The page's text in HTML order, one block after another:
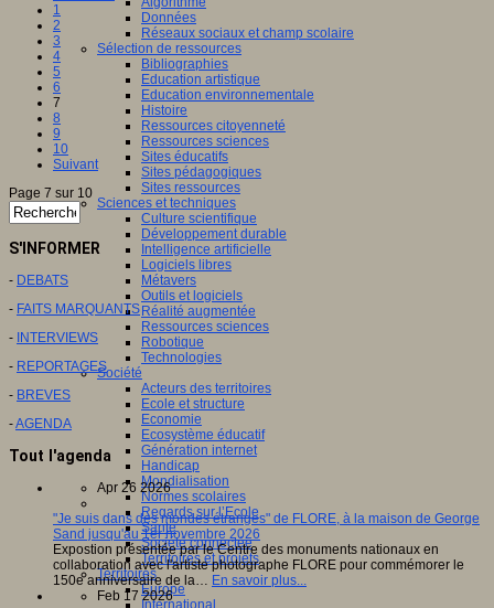
Données
Réseaux sociaux et champ scolaire
Sélection de ressources
Bibliographies
Education artistique
Education environnementale
Histoire
Ressources citoyenneté
Ressources sciences
Sites éducatifs
Sites pédagogiques
Sites ressources
Sciences et techniques
Culture scientifique
Développement durable
Intelligence artificielle
Logiciels libres
Métavers
Outils et logiciels
Réalité augmentée
Ressources sciences
Robotique
Technologies
Société
Acteurs des territoires
Ecole et structure
Economie
Ecosystème éducatif
Génération internet
Handicap
Mondialisation
Normes scolaires
Regards sur l’Ecole
Santé
Société connectée
Territoires et projets
Territoires
Europe
International
1
2
3
4
5
6
7
8
9
10
Suivant
Page 7 sur 10
S'INFORMER
- DEBATS
- FAITS MARQUANTS
- INTERVIEWS
- REPORTAGES
- BREVES
-AGENDA
Tout l'agenda
Apr 26 2026
"Je suis dans des mondes étranges" de FLORE, à la maison de George
Sand jusqu'au 1er novembre 2026
Expostion présentée par le Centre des monuments nationaux en
collaboration avec l'artiste photographe FLORE pour commémorer le
150e anniversaire de la… En savoir plus...
Feb 17 2026